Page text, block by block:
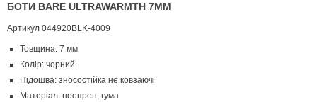
БОТИ BARE ULTRAWARMTH 7ММ
Артикул 044920BLK-4009
Товщина: 7 мм
Колір: чорний
Підошва: зносостійка не ковзаючі
Матеріал: неопрен, гума